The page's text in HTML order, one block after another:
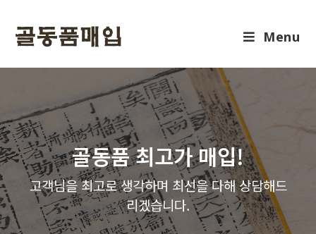
Menu
골동품 최고가 매입!
고객님을 최고로 생각하며 최선을 다해 상담해드
리겠습니다.